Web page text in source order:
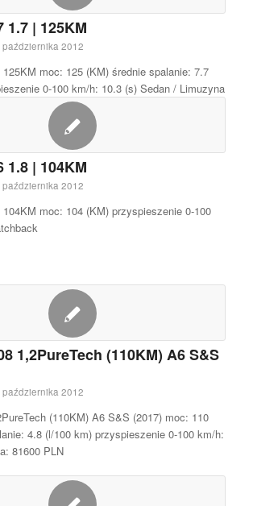
1.7 | 125KM
października 2012
moc: 125 (KM) średnie spalanie: 7.7
0-100 km/h: 10.3 (s) Sedan / Limuzyna
1.8 | 104KM
października 2012
moc: 104 (KM) przyspieszenie 0-100
1,2PureTech (110KM) A6 S&S
października 2012
(110KM) A6 S&S (2017) moc: 110
4.8 (l/100 km) przyspieszenie 0-100 km/h:
81600 PLN